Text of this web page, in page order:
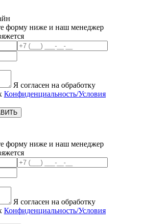
форму ниже и наш менеджер
Я согласен на обработку
Конфиденциальность/Условия
форму ниже и наш менеджер
Я согласен на обработку
Конфиденциальность/Условия